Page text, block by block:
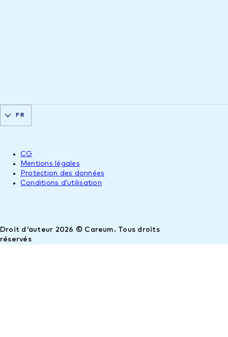
Droit d'auteur 2026 © Careum. Tous droits
réservés
CG
Mentions légales
Protection des données
Conditions d’utilisation
FR